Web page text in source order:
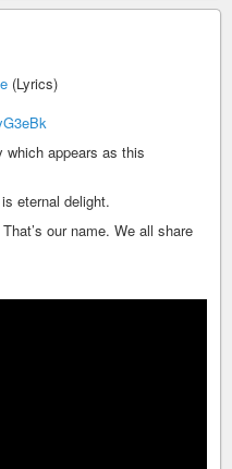
(Lyrics)
which appears as this
eternal delight.
That’s our name. We all share